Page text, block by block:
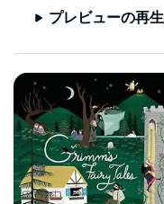
プレビューの再生